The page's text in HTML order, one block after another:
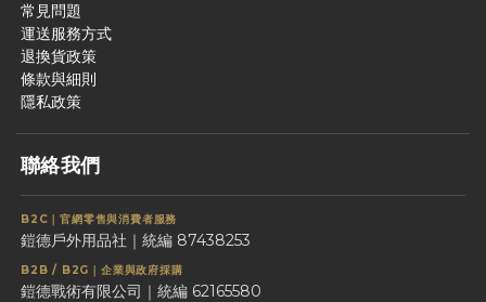
常見問題
運送服務方式
退換貨政策
條款與細則
隱私政策
聯絡我們
B2C｜官網零售與消費者服務
鎧德戶外用品社｜統編 87438253
B2B / B2G｜企業與政府採購
鎧德戰術有限公司｜統編 62165580